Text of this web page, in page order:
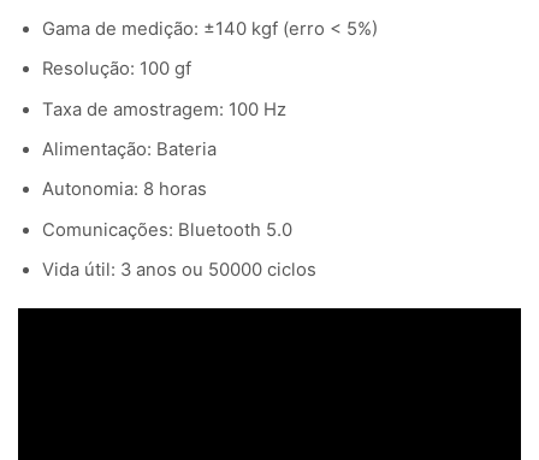
Gama de medição: ±140 kgf (erro < 5%)
Resolução: 100 gf
Taxa de amostragem: 100 Hz
Alimentação: Bateria
Autonomia: 8 horas
Comunicações: Bluetooth 5.0
Vida útil: 3 anos ou 50000 ciclos